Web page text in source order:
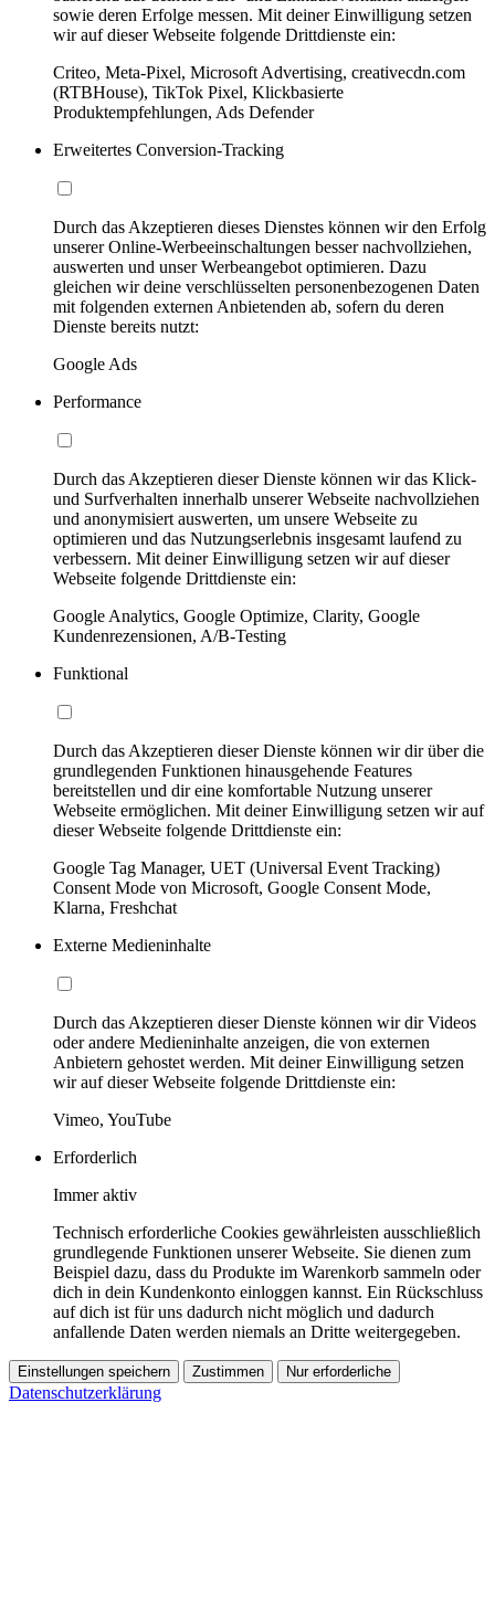
sowie deren Erfolge messen. Mit deiner Einwilligung setzen
wir auf dieser Webseite folgende Drittdienste ein:
Criteo, Meta-Pixel, Microsoft Advertising, creativecdn.com
(RTBHouse), TikTok Pixel, Klickbasierte
Produktempfehlungen, Ads Defender
Erweitertes Conversion-Tracking
Durch das Akzeptieren dieses Dienstes können wir den Erfolg
unserer Online-Werbeeinschaltungen besser nachvollziehen,
auswerten und unser Werbeangebot optimieren. Dazu
gleichen wir deine verschlüsselten personenbezogenen Daten
mit folgenden externen Anbietenden ab, sofern du deren
Dienste bereits nutzt:
Google Ads
Performance
Durch das Akzeptieren dieser Dienste können wir das Klick-
und Surfverhalten innerhalb unserer Webseite nachvollziehen
und anonymisiert auswerten, um unsere Webseite zu
optimieren und das Nutzungserlebnis insgesamt laufend zu
verbessern. Mit deiner Einwilligung setzen wir auf dieser
Webseite folgende Drittdienste ein:
Google Analytics, Google Optimize, Clarity, Google
Kundenrezensionen, A/B-Testing
Funktional
Durch das Akzeptieren dieser Dienste können wir dir über die
grundlegenden Funktionen hinausgehende Features
bereitstellen und dir eine komfortable Nutzung unserer
Webseite ermöglichen. Mit deiner Einwilligung setzen wir auf
dieser Webseite folgende Drittdienste ein:
Google Tag Manager, UET (Universal Event Tracking)
Consent Mode von Microsoft, Google Consent Mode,
Klarna, Freshchat
Externe Medieninhalte
Durch das Akzeptieren dieser Dienste können wir dir Videos
oder andere Medieninhalte anzeigen, die von externen
Anbietern gehostet werden. Mit deiner Einwilligung setzen
wir auf dieser Webseite folgende Drittdienste ein:
Vimeo, YouTube
Erforderlich
Immer aktiv
Technisch erforderliche Cookies gewährleisten ausschließlich
grundlegende Funktionen unserer Webseite. Sie dienen zum
Beispiel dazu, dass du Produkte im Warenkorb sammeln oder
dich in dein Kundenkonto einloggen kannst. Ein Rückschluss
auf dich ist für uns dadurch nicht möglich und dadurch
anfallende Daten werden niemals an Dritte weitergegeben.
Einstellungen speichern Zustimmen Nur erforderliche
Datenschutzerklärung